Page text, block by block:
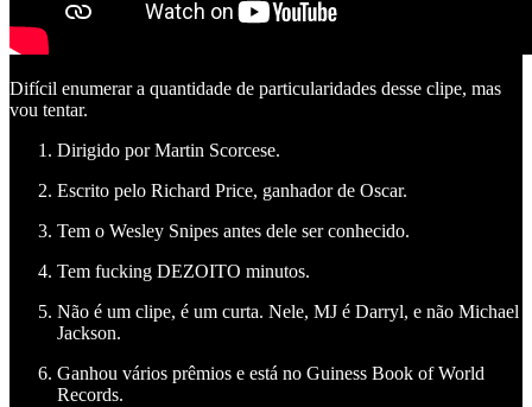
Difícil enumerar a quantidade de particularidades desse clipe, mas
vou tentar.
Dirigido por Martin Scorcese.
Escrito pelo Richard Price, ganhador de Oscar.
Tem o Wesley Snipes antes dele ser conhecido.
Tem fucking DEZOITO minutos.
Não é um clipe, é um curta. Nele, MJ é Darryl, e não Michael
Jackson.
Ganhou vários prêmios e está no Guiness Book of World
Records.